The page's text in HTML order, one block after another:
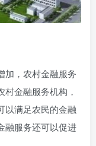
加，农村金融服务
金融服务机构，
以满足农民的金融
融服务还可以促进